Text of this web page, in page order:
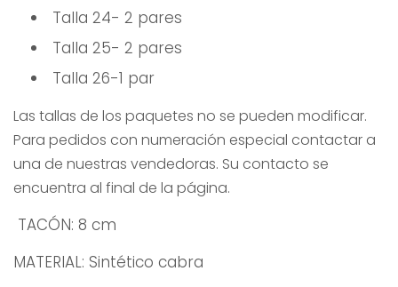
Talla 24- 2 pares
Talla 25- 2 pares
Talla 26-1 par
Las tallas de los paquetes no se pueden modificar.
Para pedidos con numeración especial contactar a
una de nuestras vendedoras. Su contacto se
encuentra al final de la página.
TACÓN: 8 cm
MATERIAL: Sintético cabra